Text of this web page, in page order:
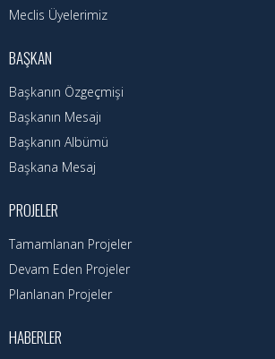
Duyurular
Foto Galeri
Videolar
Etkinlik Takvimi
Başvuru Rehberi
Meclis Kararları
İhale İlanları
Meclis Üyelerimiz
BAŞKAN
Başkanın Özgeçmişi
Başkanın Mesajı
Başkanın Albümü
Başkana Mesaj
PROJELER
Tamamlanan Projeler
Devam Eden Projeler
Planlanan Projeler
HABERLER